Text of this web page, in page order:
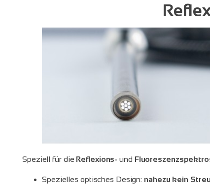
Speziell für die Reflexions- und
Spezielles optisches Design: nahezu kein